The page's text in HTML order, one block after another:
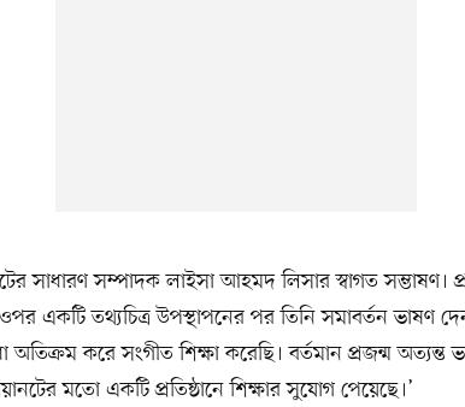
সাধারণ সম্পাদক লাইসা আহমদ লিসার স্বাগত সম্ভাষণ।
একটি তথ্যচিত্র উপস্থাপনের পর তিনি সমাবর্তন ভাষণ
করে সংগীত শিক্ষা করেছি। বর্তমান প্রজন্ম অত্যন্ত
মতো একটি প্রতিষ্ঠানে শিক্ষার সুযোগ পেয়েছে।’